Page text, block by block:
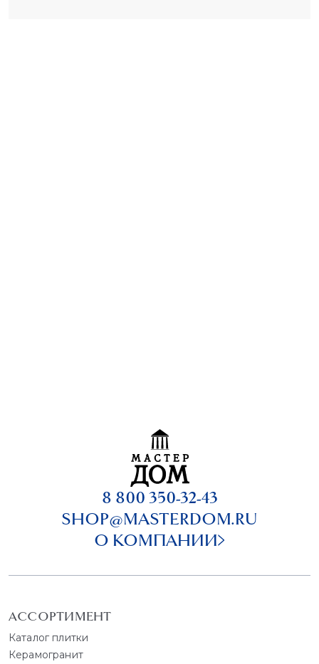
8 800 350-32-43
SHOP@MASTERDOM.RU
О КОМПАНИИ
АССОРТИМЕНТ
Каталог плитки
Керамогранит